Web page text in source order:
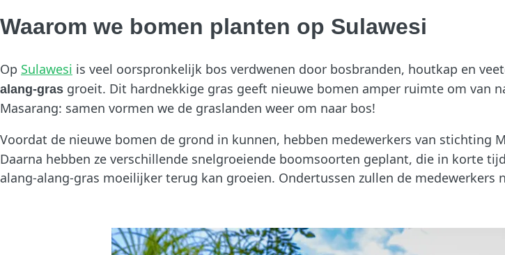
Waarom we bomen planten op Sulawesi
Op Sulawesi is veel oorspronkelijk bos verdwenen door bosbranden, houtkap en
alang-gras groeit. Dit hardnekkige gras geeft nieuwe bomen amper ruimte om van
Masarang: samen vormen we de graslanden weer om naar bos!
Voordat de nieuwe bomen de grond in kunnen, hebben medewerkers van stichting
Daarna hebben ze verschillende snelgroeiende boomsoorten geplant, die in korte
alang-alang-gras moeilijker terug kan groeien. Ondertussen zullen de medewerkers